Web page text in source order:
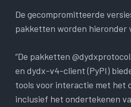
De gecompromitteerde
pakketten worden hieronder
“De pakketten
en dydx-v4-client (PyPI)
tools voor interactie met het
inclusief het ondertekenen